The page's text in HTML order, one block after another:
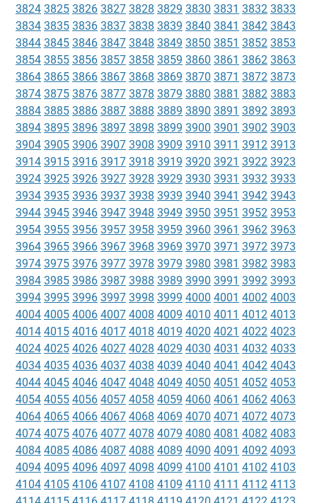
3824 3825 3826 3827 3828 3829 3830 3831 3832 3833
3834 3835 3836 3837 3838 3839 3840 3841 3842 3843
3844 3845 3846 3847 3848 3849 3850 3851 3852 3853
3854 3855 3856 3857 3858 3859 3860 3861 3862 3863
3864 3865 3866 3867 3868 3869 3870 3871 3872 3873
3874 3875 3876 3877 3878 3879 3880 3881 3882 3883
3884 3885 3886 3887 3888 3889 3890 3891 3892 3893
3894 3895 3896 3897 3898 3899 3900 3901 3902 3903
3904 3905 3906 3907 3908 3909 3910 3911 3912 3913
3914 3915 3916 3917 3918 3919 3920 3921 3922 3923
3924 3925 3926 3927 3928 3929 3930 3931 3932 3933
3934 3935 3936 3937 3938 3939 3940 3941 3942 3943
3944 3945 3946 3947 3948 3949 3950 3951 3952 3953
3954 3955 3956 3957 3958 3959 3960 3961 3962 3963
3964 3965 3966 3967 3968 3969 3970 3971 3972 3973
3974 3975 3976 3977 3978 3979 3980 3981 3982 3983
3984 3985 3986 3987 3988 3989 3990 3991 3992 3993
3994 3995 3996 3997 3998 3999 4000 4001 4002 4003
4004 4005 4006 4007 4008 4009 4010 4011 4012 4013
4014 4015 4016 4017 4018 4019 4020 4021 4022 4023
4024 4025 4026 4027 4028 4029 4030 4031 4032 4033
4034 4035 4036 4037 4038 4039 4040 4041 4042 4043
4044 4045 4046 4047 4048 4049 4050 4051 4052 4053
4054 4055 4056 4057 4058 4059 4060 4061 4062 4063
4064 4065 4066 4067 4068 4069 4070 4071 4072 4073
4074 4075 4076 4077 4078 4079 4080 4081 4082 4083
4084 4085 4086 4087 4088 4089 4090 4091 4092 4093
4094 4095 4096 4097 4098 4099 4100 4101 4102 4103
4104 4105 4106 4107 4108 4109 4110 4111 4112 4113